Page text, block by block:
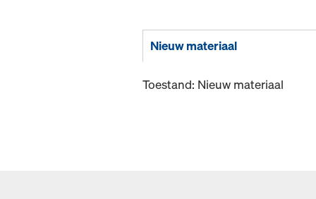
Nieuw materiaal
Toestand: Nieuw materiaal